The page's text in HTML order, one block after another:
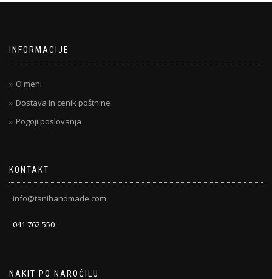
INFORMACIJE
O meni
Dostava in cenik poštnine
Pogoji poslovanja
KONTAKT
info@tanihandmade.com
041 762 550
NAKIT PO NAROČILU